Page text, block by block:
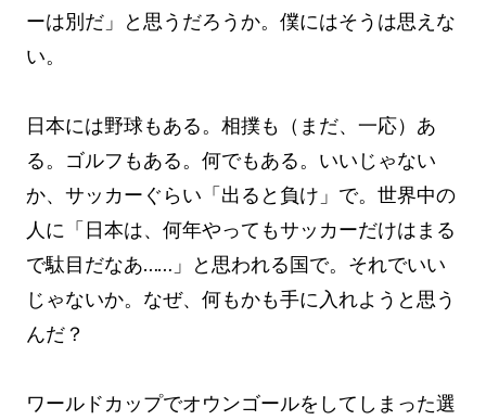
ーは別だ」と思うだろうか。僕にはそうは思えな
い。
日本には野球もある。相撲も（まだ、一応）あ
る。ゴルフもある。何でもある。いいじゃない
か、サッカーぐらい「出ると負け」で。世界中の
人に「日本は、何年やってもサッカーだけはまる
で駄目だなあ……」と思われる国で。それでいい
じゃないか。なぜ、何もかも手に入れようと思う
んだ？
ワールドカップでオウンゴールをしてしまった選